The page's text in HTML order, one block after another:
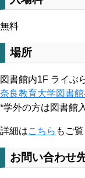
無料
場所
図書館内1F ライぶ
奈良教育大学図書
*学外の方は図書館
詳細はこちら もご
お問い合わせ